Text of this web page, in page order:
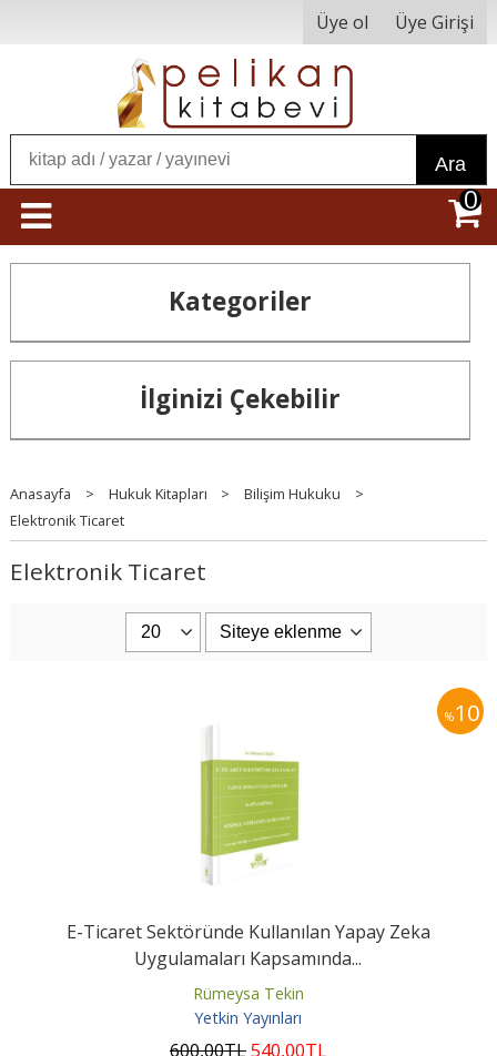
Üye ol Üye Girişi
Ara
0
Kategoriler
İlginizi Çekebilir
Anasayfa > Hukuk Kitapları > Bilişim Hukuku
>
Elektronik Ticaret
Elektronik Ticaret
%10
E-Ticaret Sektöründe Kullanılan Yapay Zeka
Uygulamaları Kapsamında...
Rümeysa Tekin
Yetkin Yayınları
600,00TL540,00TL